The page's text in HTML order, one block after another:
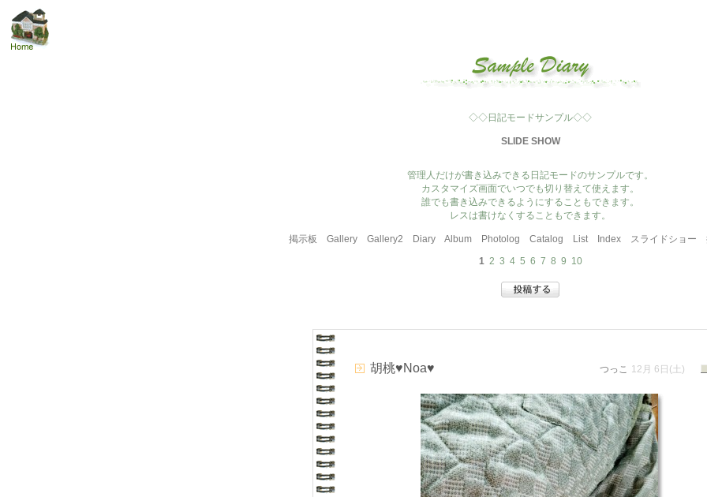
◇◇日記モードサンプル◇◇
SLIDE SHOW
管理人だけが書き込みできる日記モードのサンプルです。
カスタマイズ画面でいつでも切り替えて使えます。
誰でも書き込みできるようにすることもできます。
レスは書けなくすることもできます。
掲示板 Gallery Gallery2 Diary Album Photolog Catalog List Index スライドショー
1 2 3 4 5 6 7 8 9 10
胡桃♥Noa♥ つっこ 12月 6日(土)